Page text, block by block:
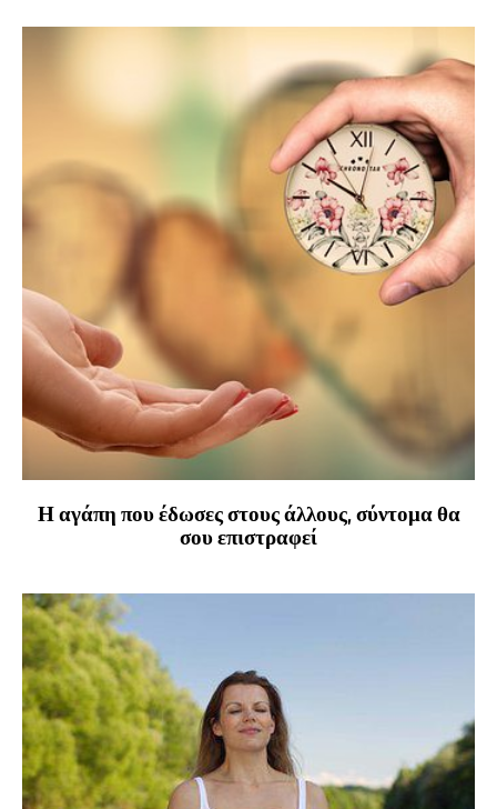
Η αγάπη που έδωσες στους άλλους, σύντομα θα
σου επιστραφεί